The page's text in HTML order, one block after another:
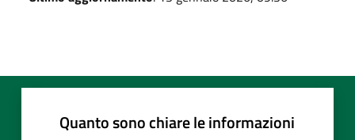
Quanto sono chiare le informazioni